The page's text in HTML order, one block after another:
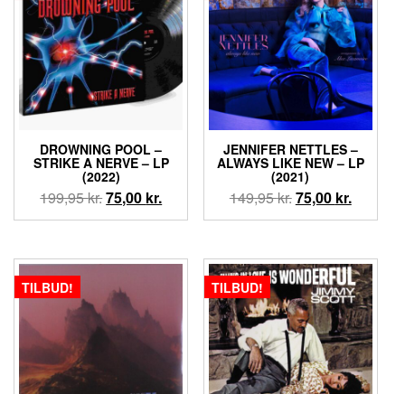
DROWNING POOL –
STRIKE A NERVE – LP
(2022)
199,95kr.Den
oprindelige
var:
75,00 kr.Den
aktuelle
er:
75,00 kr..
JENNIFER NETTLES –
ALWAYS LIKE NEW – LP
(2021)
149,95kr.Den
oprindelige
var:
149,95 kr..
75,00 kr.Den
aktuelle
er:
75,00
TILBUD! TILBUD!